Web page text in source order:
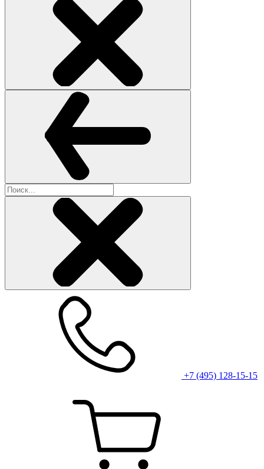
+7 (495) 128-15-15